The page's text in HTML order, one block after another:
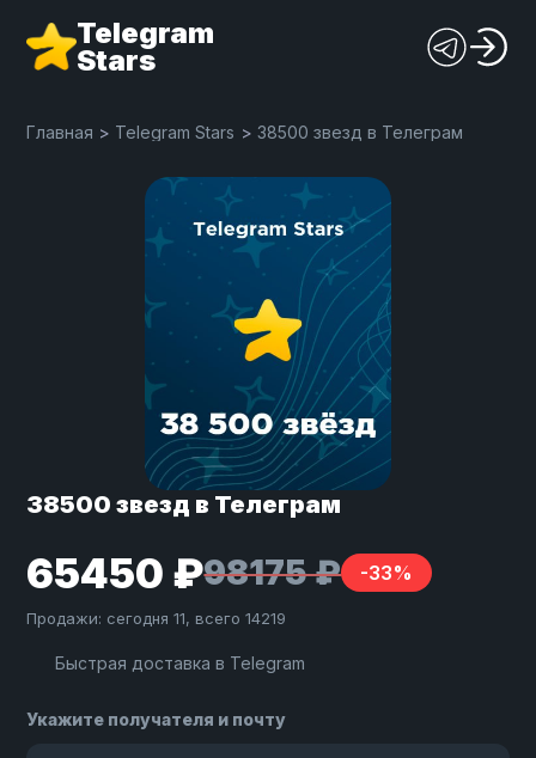
Telegram
Stars
Главная > Telegram Stars >38500 звезд в Телеграм
38500 звезд в Телеграм
65450 ₽98175 ₽ -33%
Продажи: сегодня 11, всего 14219
Быстрая доставка в Telegram
Укажите получателя и почту